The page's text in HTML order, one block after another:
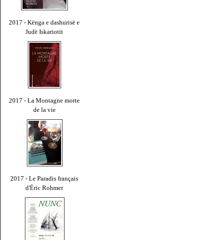
2017 - Kënga e dashurisë e
Judë Iskariotit
2017 - La Montagne morte
de la vie
2017 - Le Paradis français
d'Éric Rohmer